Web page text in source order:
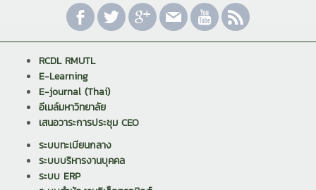
RCDL RMUTL
E-Learning
E-journal (Thai)
อีเมล์มหาวิทยาลัย
เสนอวาระการประชุม CEO
ระบบทะเบียนกลาง
ระบบบริหารงานบุคคล
ระบบ ERP